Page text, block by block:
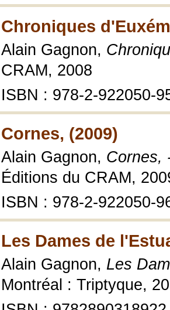
Chroniques
Alain Gagnon,
CRAM, 2008
ISBN : 978-2-922050-
Cornes, (2009)
Alain Gagnon, Cornes,
Éditions du CRAM,
ISBN : 978-2-922050-
Les Dames de
Alain Gagnon, Les
Montréal : Triptyque,